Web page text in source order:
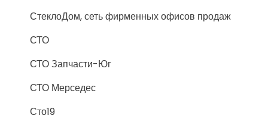
СтеклоДом, сеть фирменных офисов продаж
СТО
СТО Запчасти-Юг
СТО Мерседес
Сто19